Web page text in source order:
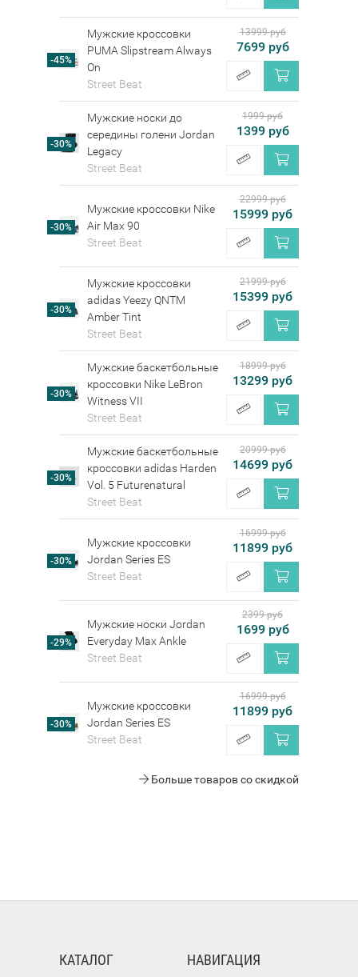
-45%
Мужские кроссовки
PUMA Slipstream Always
On
Street Beat
13999 руб
7699 руб
-30%
Мужские носки до
середины голени Jordan
Legacy
Street Beat
1999 руб
1399 руб
-30%
Мужские кроссовки Nike
Air Max 90
Street Beat
22999 руб
15999 руб
-30%
Мужские кроссовки
adidas Yeezy QNTM
Amber Tint
Street Beat
21999 руб
15399 руб
-30%
Мужские баскетбольные
кроссовки Nike LeBron
Witness VII
Street Beat
18999 руб
13299 руб
-30%
Мужские баскетбольные
кроссовки adidas Harden
Vol. 5 Futurenatural
Street Beat
20999 руб
14699 руб
-30%
Мужские кроссовки
Jordan Series ES
Street Beat
16999 руб
11899 руб
-29%
Мужские носки Jordan
Everyday Max Ankle
Street Beat
2399 руб
1699 руб
-30%
Мужские кроссовки
Jordan Series ES
Street Beat
16999 руб
11899 руб
Больше товаров со скидкой
КАТАЛОГ НАВИГАЦИЯ